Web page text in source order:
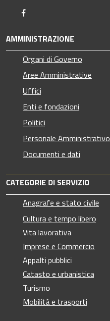
AMMINISTRAZIONE
Organi di Governo
Aree Amministrative
Uffici
Enti e fondazioni
Politici
Personale Amministrativo
Documenti e dati
CATEGORIE DI SERVIZIO
Anagrafe e stato civile
Cultura e tempo libero
Vita lavorativa
Imprese e Commercio
Appalti pubblici
Catasto e urbanistica
Turismo
Mobilità e trasporti